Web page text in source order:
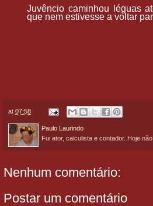
Juvêncio caminhou léguas
que nem estivesse a voltar
at 07:58
Paulo Laurindo
Fui ator, calculista e contador. Hoje
Nenhum comentário:
Postar um comentário